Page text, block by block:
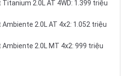
Titanium 2.0L AT 4WD: 1.399 triệu
Ambiente 2.0L AT 4x2: 1.052 triệu
Ambiente 2.0L MT 4x2: 999 triệu